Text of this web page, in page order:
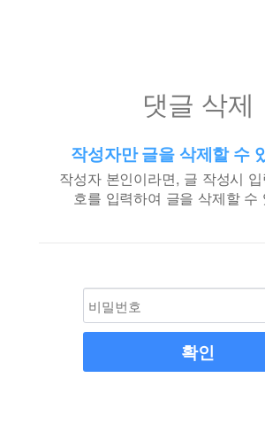
댓글 삭제
작성자만 글을 삭제할 수
작성자 본인이라면, 글 작성시
호를 입력하여 글을 삭제할 수